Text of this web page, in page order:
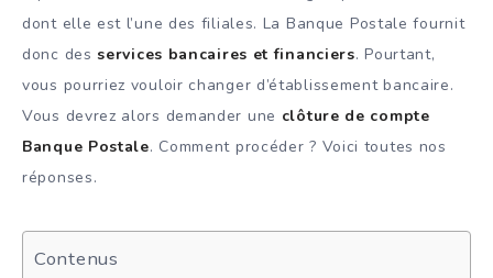
dont elle est l’une des filiales. La Banque Postale fournit
donc desservices bancaires et financiers. Pourtant,
vous pourriez vouloir changer d’établissement bancaire.
Vous devrez alors demander une clôture de compte
Banque Postale. Comment procéder ? Voici toutes nos
réponses.
Contenus